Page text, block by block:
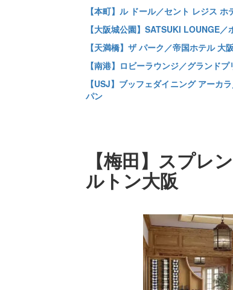
【本町】ル ドール／セント レジス ホ
【大阪城公園】SATSUKI LOUNGE
【天満橋】ザ パーク／帝国ホテル 大阪
【南港】ロビーラウンジ／グランド
【USJ】ブッフェダイニング アーカ
パン
【梅田】スプレ
ルトン大阪